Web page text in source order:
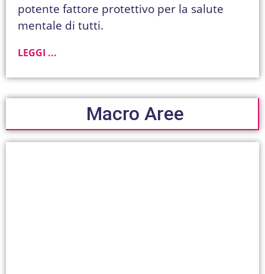
potente fattore protettivo per la salute
mentale di tutti.
LEGGI ...
Macro Aree